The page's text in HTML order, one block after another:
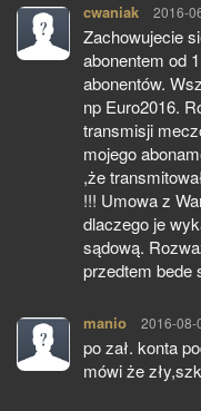
cwaniak pisze:
2016-
Zachowujecie
abonentem od
abonentów.
np Euro2016.
transmisji
mojego
,że
!!! Umowa z
dlaczego je
sądową.
przedtem bede
manio pisze:
2016-08-
po zał. konta
mówi że